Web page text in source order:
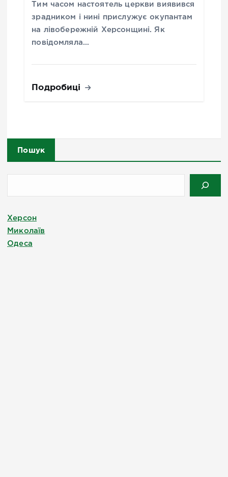
Тим часом настоятель церкви виявився
зрадником і нині прислужує окупантам
на лівобережній Херсонщині. Як
повідомляла…
Подробиці
Пошук
Херсон
Миколаїв
Одеса